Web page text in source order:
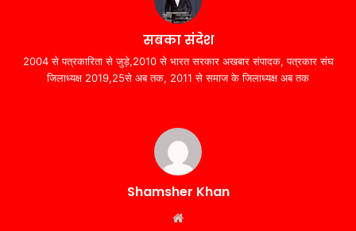
सबका संदेश
2004 से पत्रकारिता से जुड़े,2010 से भारत सरकार अखबार संपादक, पत्रकार संघ
जिलाध्यक्ष 2019,25से अब तक, 2011 से समाज के जिलाध्यक्ष अब तक
Shamsher Khan